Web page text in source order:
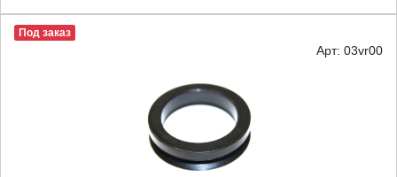
Под заказ
Арт: 03vr00